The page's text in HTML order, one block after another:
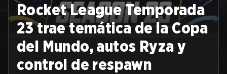
Rocket League Temporada
23 trae temática de la Copa
del Mundo, autos Ryza y
control de respawn